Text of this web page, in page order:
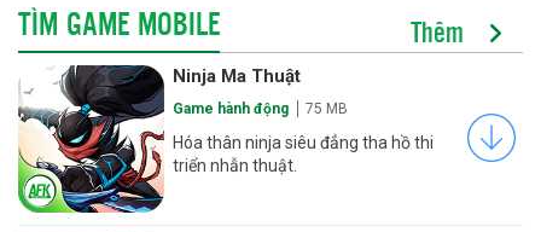
TÌM GAME MOBILE Thêm
Ninja Ma Thuật
Game hành động 75 MB
Hóa thân ninja siêu đẳng tha hồ thi
triển nhẫn thuật.